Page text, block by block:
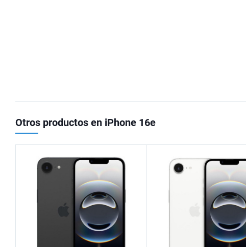
Otros productos en iPhone 16e